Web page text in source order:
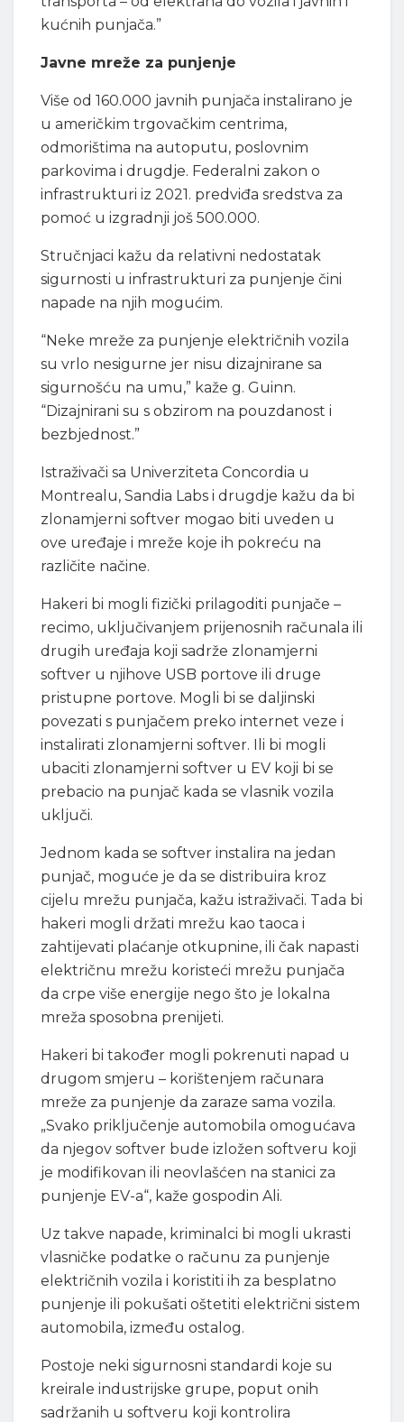
kućnih punjača.”
Javne mreže za punjenje
Više od 160.000 javnih punjača instalirano je
u američkim trgovačkim centrima,
odmorištima na autoputu, poslovnim
parkovima i drugdje. Federalni zakon o
infrastrukturi iz 2021. predviđa sredstva za
pomoć u izgradnji još 500.000.
Stručnjaci kažu da relativni nedostatak
sigurnosti u infrastrukturi za punjenje čini
napade na njih mogućim.
“Neke mreže za punjenje električnih vozila
su vrlo nesigurne jer nisu dizajnirane sa
sigurnošću na umu,” kaže g. Guinn.
“Dizajnirani su s obzirom na pouzdanost i
bezbjednost.”
Istraživači sa Univerziteta Concordia u
Montrealu, Sandia Labs i drugdje kažu da bi
zlonamjerni softver mogao biti uveden u
ove uređaje i mreže koje ih pokreću na
različite načine.
Hakeri bi mogli fizički prilagoditi punjače –
recimo, uključivanjem prijenosnih računala ili
drugih uređaja koji sadrže zlonamjerni
softver u njihove USB portove ili druge
pristupne portove. Mogli bi se daljinski
povezati s punjačem preko internet veze i
instalirati zlonamjerni softver. Ili bi mogli
ubaciti zlonamjerni softver u EV koji bi se
prebacio na punjač kada se vlasnik vozila
uključi.
Jednom kada se softver instalira na jedan
punjač, moguće je da se distribuira kroz
cijelu mrežu punjača, kažu istraživači. Tada bi
hakeri mogli držati mrežu kao taoca i
zahtijevati plaćanje otkupnine, ili čak napasti
električnu mrežu koristeći mrežu punjača
da crpe više energije nego što je lokalna
mreža sposobna prenijeti.
Hakeri bi također mogli pokrenuti napad u
drugom smjeru – korištenjem računara
mreže za punjenje da zaraze sama vozila.
„Svako priključenje automobila omogućava
da njegov softver bude izložen softveru koji
je modifikovan ili neovlašćen na stanici za
punjenje EV-a“, kaže gospodin Ali.
Uz takve napade, kriminalci bi mogli ukrasti
vlasničke podatke o računu za punjenje
električnih vozila i koristiti ih za besplatno
punjenje ili pokušati oštetiti električni sistem
automobila, između ostalog.
Postoje neki sigurnosni standardi koje su
kreirale industrijske grupe, poput onih
sadržanih u softveru koji kontrolira